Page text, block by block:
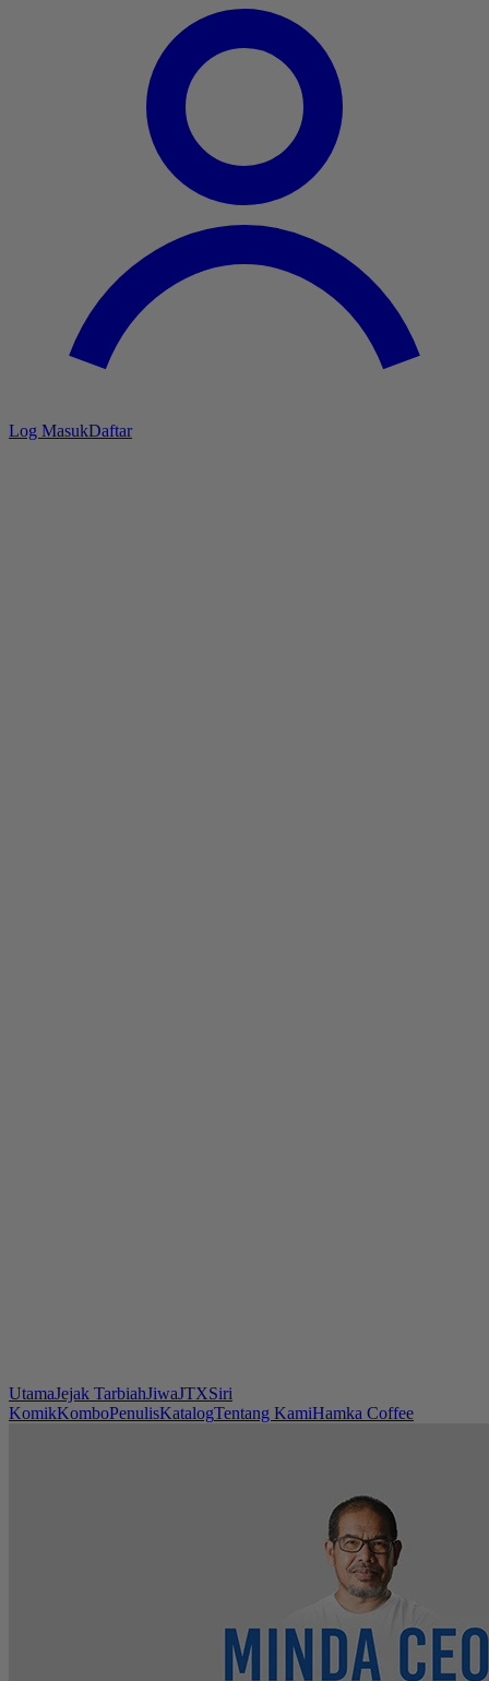
Log MasukDaftar
UtamaJejak TarbiahJiwaJTXSiri
KomikKomboPenulisKatalogTentang KamiHamka Coffee